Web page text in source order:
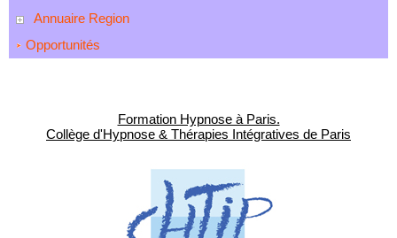
Annuaire Region
Opportunités
Formation Hypnose à Paris.
Collège d'Hypnose & Thérapies Intégratives de Paris